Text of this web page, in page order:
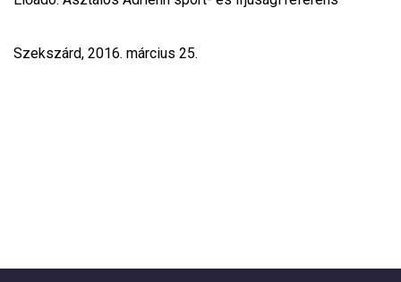
Szekszárd, 2016. március 25.